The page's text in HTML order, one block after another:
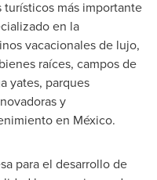
más importante
en la
vacacionales de lujo,
raíces, campos de
yates, parques
y
en México.
para el desarrollo de